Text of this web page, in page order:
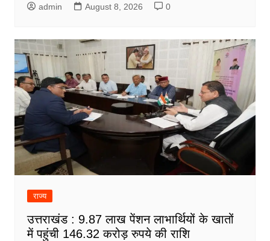
admin August 8, 2026 0
राज्य
उत्तराखंड : 9.87 लाख पेंशन लाभार्थियों के खातों
में पहुंची 146.32 करोड़ रुपये की राशि